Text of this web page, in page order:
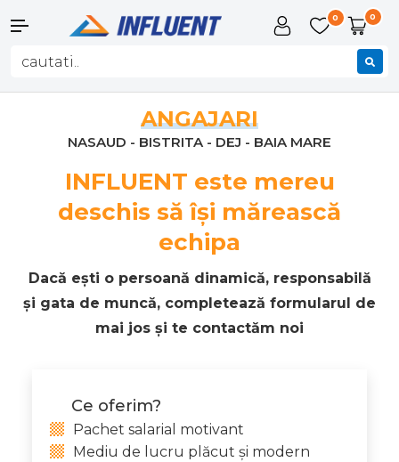
0 0
ANGAJARI
NASAUD - BISTRITA - DEJ - BAIA MARE
INFLUENT este mereu
deschis să își mărească
echipa
Dacă ești o persoană dinamică, responsabilă
și gata de muncă, completează formularul de
mai jos și te contactăm noi
Ce oferim?
Pachet salarial motivant
Mediu de lucru plăcut și modern